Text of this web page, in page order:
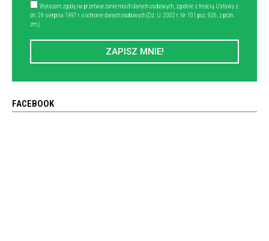
Wyrażam zgodę na przetwarzanie moich danych osobowych, zgodnie z treścią Ustawy z
dn. 29 sierpnia 1997 r. o ochronie danych osobowych (Dz. U. 2002 r. Nr 101 poz. 926, z późn.
zm.).
ZAPISZ MNIE!
FACEBOOK